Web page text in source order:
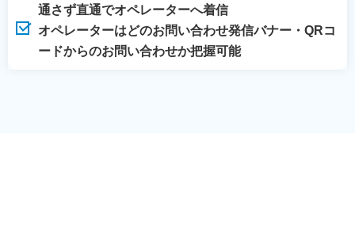
通さず直通でオペレーターへ着信
オペレーターはどのお問い合わせ発信バナー・QRコ
ードからのお問い合わせか把握可能